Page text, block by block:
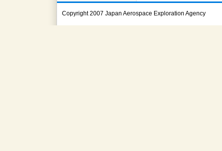
Copyright 2007 Japan Aerospace Exploration Agency